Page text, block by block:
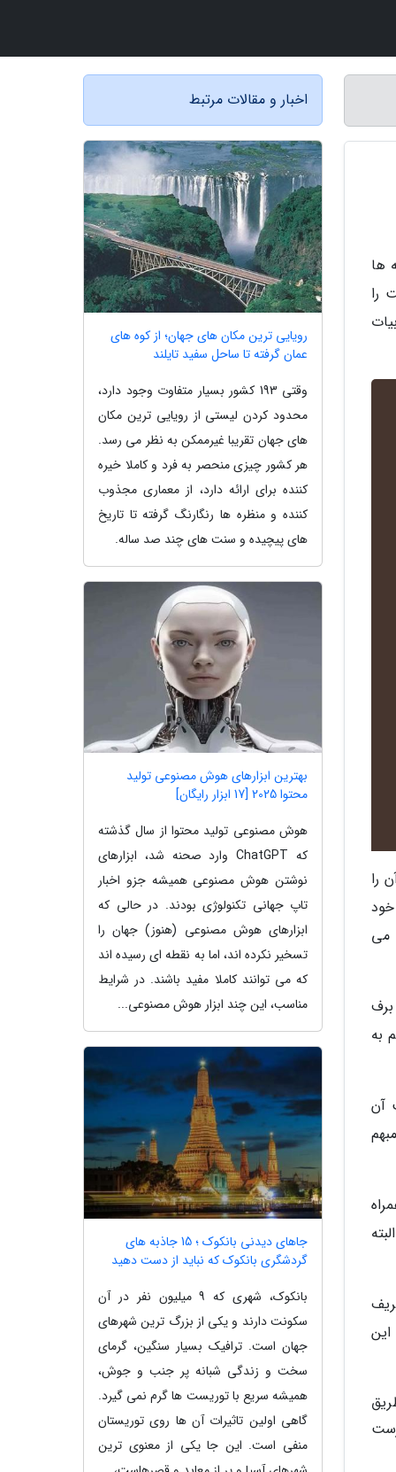
ها
را
را
خود
می
به
آن
اخبار و مقالات مرتبط
رویایی ترین مکان های جهان؛ از کوه های
عمان گرفته تا ساحل سفید تایلند
وقتی 193 کشور بسیار متفاوت وجود دارد،
محدود کردن لیستی از رویایی ترین مکان
های جهان تقریبا غیرممکن به نظر می رسد.
هر کشور چیزی منحصر به فرد و کاملا خیره
کننده برای ارائه دارد، از معماری مجذوب
کننده و منظره ها رنگارنگ گرفته تا تاریخ
های پیچیده و سنت های چند صد ساله.
بهترین ابزارهای هوش مصنوعی تولید
محتوا 2025 [17 ابزار رایگان]
هوش مصنوعی تولید محتوا از سال گذشته
که ChatGPT وارد صحنه شد، ابزارهای
نوشتن هوش مصنوعی همیشه جزو اخبار
تاپ جهانی تکنولوژی بودند. در حالی که
ابزارهای هوش مصنوعی (هنوز) جهان را
تسخیر نکرده اند، اما به نقطه ای رسیده اند
که می توانند کاملا مفید باشند. در شرایط
مناسب، این چند ابزار هوش مصنوعی...
جاهای دیدنی بانکوک ؛ 15 جاذبه های
گردشگری بانکوک که نباید از دست دهید
بانکوک، شهری که 9 میلیون نفر در آن
سکونت دارند و یکی از بزرگ ترین شهرهای
جهان است. ترافیک بسیار سنگین، گرمای
سخت و زندگی شبانه پر جنب و جوش،
همیشه سریع با توریست ها گرم نمی گیرد.
گاهی اولین تاثیرات آن ها روی توریستان
منفی است. این جا یکی از معنوی ترین